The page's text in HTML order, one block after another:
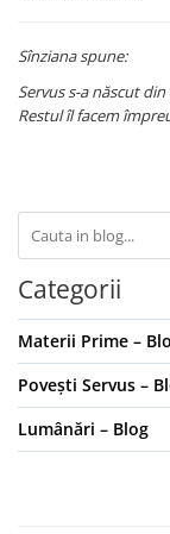
Sînziana spune:
Servus s-a născut
Restul îl facem
Categorii
Materii Prime –
Povești Servus –
Lumânări – Blog